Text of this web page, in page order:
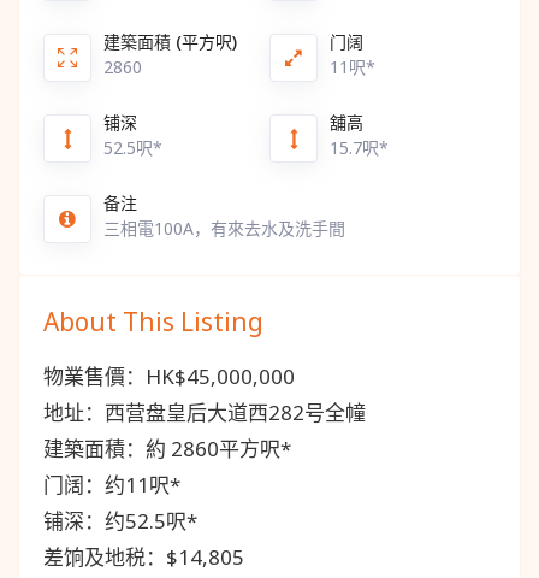
建築面積 (平方呎)
2860
门阔
11呎*
铺深
52.5呎*
舖高
15.7呎*
备注
三相電100A，有來去水及洗手間
About This Listing
物業售價：HK$45,000,000
地址：西营盘皇后大道西282号全幢
建築面積：約 2860平方呎*
门阔：约11呎*
铺深：约52.5呎*
差饷及地税：$14,805